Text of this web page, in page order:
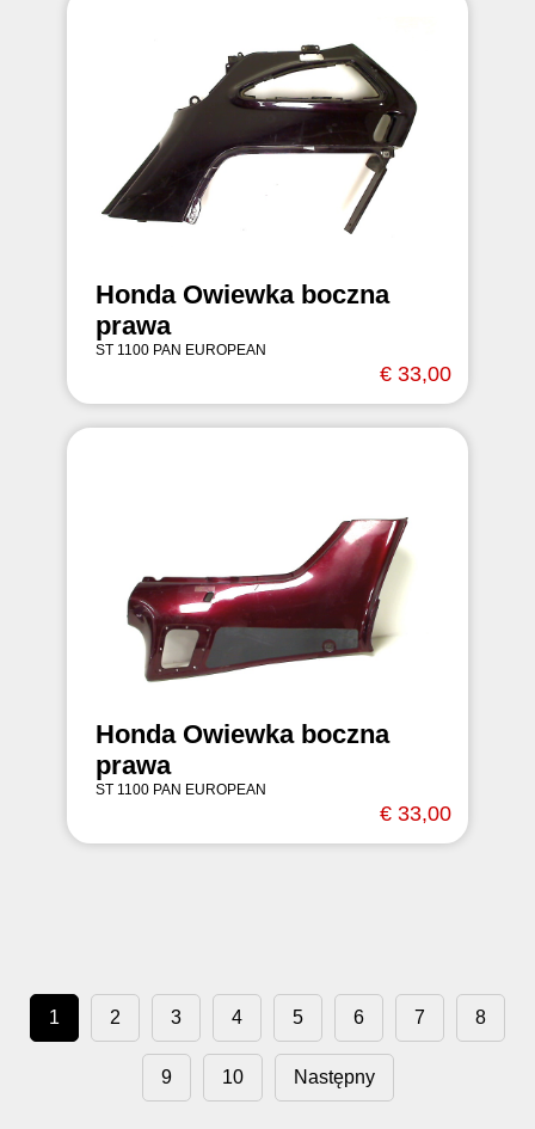
Honda Owiewka boczna
prawa
ST 1100 PAN EUROPEAN
€ 33,00
Honda Owiewka boczna
prawa
ST 1100 PAN EUROPEAN
€ 33,00
1 2 3 4 5 6 7 8
9 10 Następny